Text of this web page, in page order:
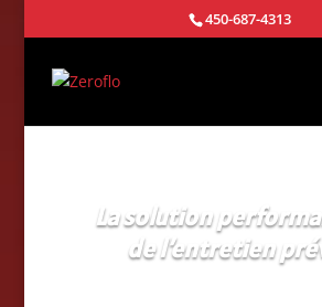
450-687-4313
La solution
de l’entretien